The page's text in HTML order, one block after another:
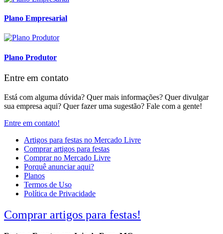
Plano Empresarial
Plano Produtor
Entre em contato
Está com alguma dúvida? Quer mais informações? Quer divulgar
sua empresa aqui? Quer fazer uma sugestão? Fale com a gente!
Entre em contato!
Artigos para festas no Mercado Livre
Comprar artigos para festas
Comprar no Mercado Livre
Porquê anunciar aqui?
Planos
Termos de Uso
Política de Privacidade
Comprar artigos para festas!